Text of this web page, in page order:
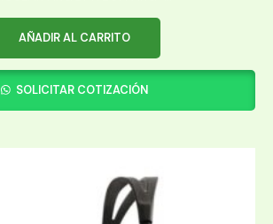
AÑADIR AL CARRITO
SOLICITAR COTIZACIÓN